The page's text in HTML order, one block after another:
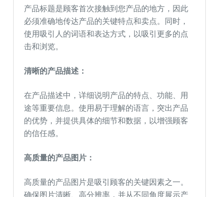
产品标题是顾客首次接触到您产品的地方，因此
必须准确地传达产品的关键特点和卖点。同时，
使用吸引人的词语和表达方式，以吸引更多的点
击和浏览。
清晰的产品描述：
在产品描述中，详细说明产品的特点、功能、用
途等重要信息。使用易于理解的语言，突出产品
的优势，并提供具体的细节和数据，以增强顾客
的信任感。
高质量的产品图片：
高质量的产品图片是吸引顾客的关键因素之一。
确保图片清晰、高分辨率，并从不同角度展示产